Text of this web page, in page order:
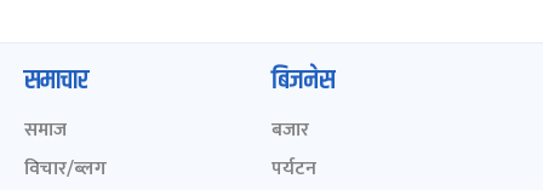
समाचार
समाज
विचार/ब्लग
बिजनेस
बजार
पर्यटन